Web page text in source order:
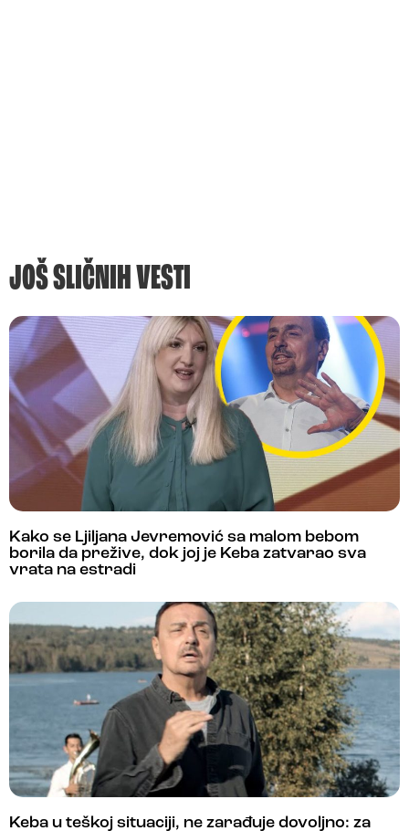
JOŠ SLIČNIH VESTI
Kako se Ljiljana Jevremović sa malom bebom
borila da prežive, dok joj je Keba zatvarao sva
vrata na estradi
Keba u teškoj situaciji, ne zarađuje dovoljno: za